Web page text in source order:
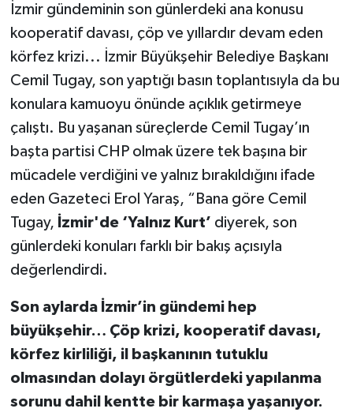
İzmir gündeminin son günlerdeki ana konusu
kooperatif davası, çöp ve yıllardır devam eden
körfez krizi... İzmir Büyükşehir Belediye Başkanı
Cemil Tugay, son yaptığı basın toplantısıyla da bu
konulara kamuoyu önünde açıklık getirmeye
çalıştı. Bu yaşanan süreçlerde Cemil Tugay’ın
başta partisi CHP olmak üzere tek başına bir
mücadele verdiğini ve yalnız bırakıldığını ifade
eden Gazeteci Erol Yaraş, “Bana göre Cemil
Tugay, İzmir'de ‘Yalnız Kurt’ diyerek, son
günlerdeki konuları farklı bir bakış açısıyla
değerlendirdi.
Son aylarda İzmir’in gündemi hep
büyükşehir… Çöp krizi, kooperatif davası,
körfez kirliliği, il başkanının tutuklu
olmasından dolayı örgütlerdeki yapılanma
sorunu dahil kentte bir karmaşa yaşanıyor.